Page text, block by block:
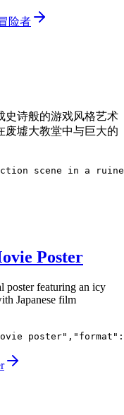
险者
史诗般的游戏风格艺术
废墟大教堂中与巨大的
scene in a
Poster
poster featuring an icy
Japanese film